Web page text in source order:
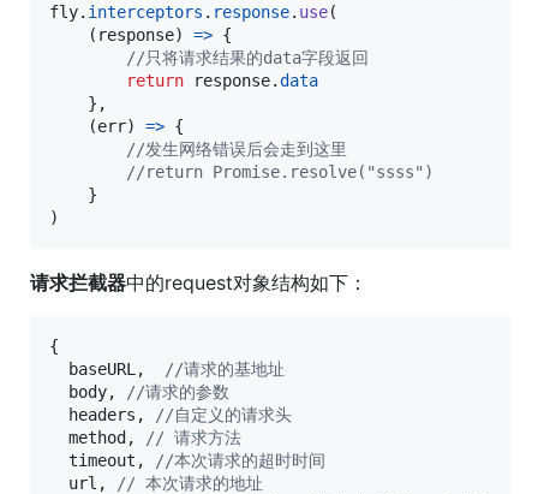
fly. interceptors . response. use(
( response) => {
//只将请求结果的data字段返回
return
response.data
} ,
(err) => {
//发生网络错误后会走到这里
//return Promise.resolve("ssss")
}
)
请求拦截器中的request对象结构如下：
{
baseURL ,
//请求的基地址
body,
//请求的参数
headers ,
//自定义的请求头
method,
// 请求方法
timeout ,
//本次请求的超时时间
url ,
// 本次请求的地址